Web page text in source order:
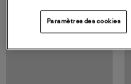
Paramètres des cookies